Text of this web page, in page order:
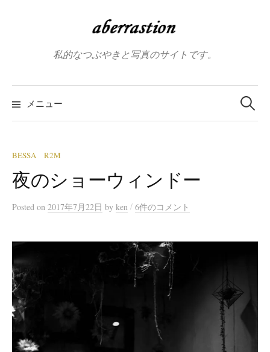
へ
ス
キ
プ
私的なつぶやきと写真のサイトです。
メニュー
検
索:
BESSA R2M
夜のショーウィンドー
Posted on 2017年7月22日 by ken / 6件のコメント